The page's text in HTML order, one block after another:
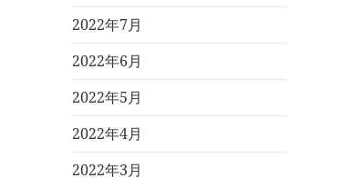
2022年7月
2022年6月
2022年5月
2022年4月
2022年3月